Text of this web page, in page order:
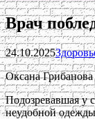
Врач
24.10.2025
Оксана Грибанова
Подозревавшая у
неудобной